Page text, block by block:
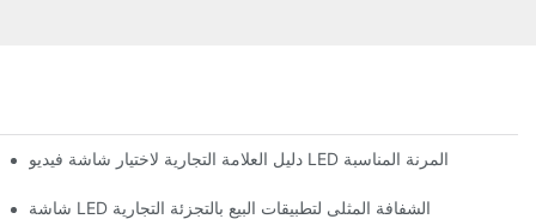
دليل العلامة التجارية لاختيار شاشة فيديو LED المرنة المناسبة
شاشة LED الشفافة المثلى لتطبيقات البيع بالتجزئة التجارية